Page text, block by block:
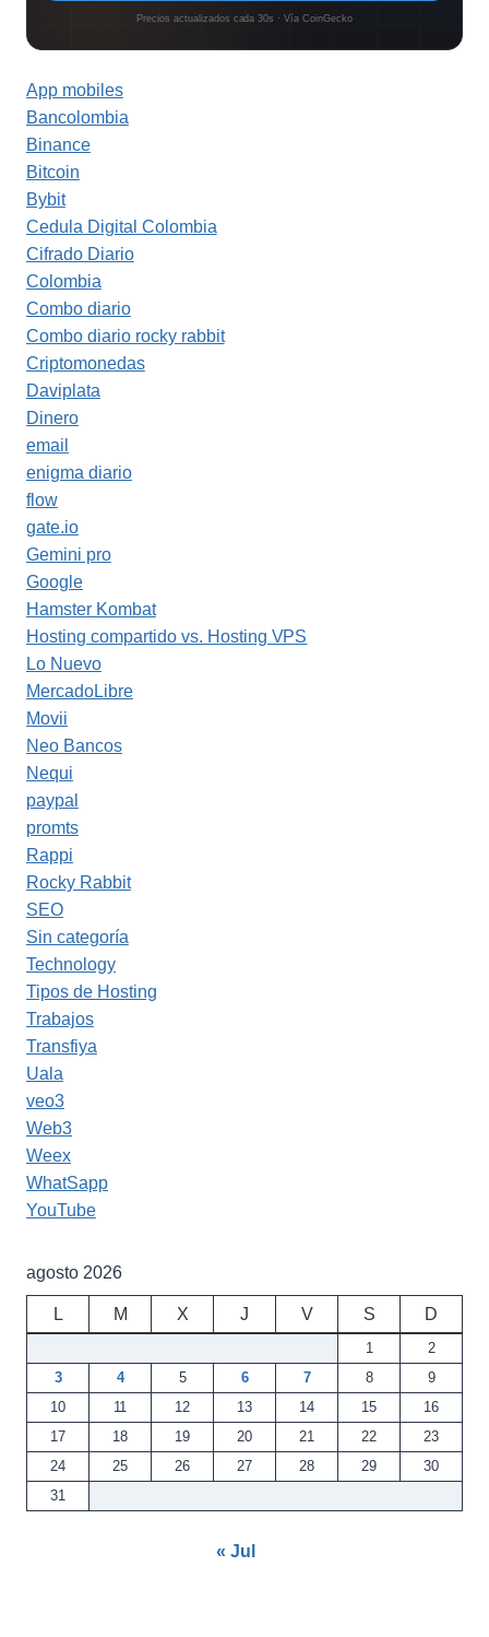
Precios actualizados cada 30s · Vía CoinGecko
App mobiles
Bancolombia
Binance
Bitcoin
Bybit
Cedula Digital Colombia
Cifrado Diario
Colombia
Combo diario
Combo diario rocky rabbit
Criptomonedas
Daviplata
Dinero
email
enigma diario
flow
gate.io
Gemini pro
Google
Hamster Kombat
Hosting compartido vs. Hosting VPS
Lo Nuevo
MercadoLibre
Movii
Neo Bancos
Nequi
paypal
promts
Rappi
Rocky Rabbit
SEO
Sin categoría
Technology
Tipos de Hosting
Trabajos
Transfiya
Uala
veo3
Web3
Weex
WhatSapp
YouTube
agosto 2026
L M X J V S D
1
2
3
4 5 6 7 8
9
10
11 12 13 14 15
16
17
18 19 20 21 22
23
24
25 26 27 28 29
30
31
« Jul